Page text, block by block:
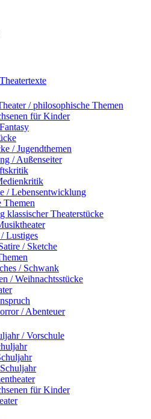
/ philosophische Themen
für Kinder
/ Jugendthemen
/ Außenseiter
/ Lebensentwicklung
Themen
klassischer Theaterstücke
Lustiges
/ Sketche
/ Schwank
/ Weihnachtsstücke
/ Abenteuer
/ Vorschule
für Kinder